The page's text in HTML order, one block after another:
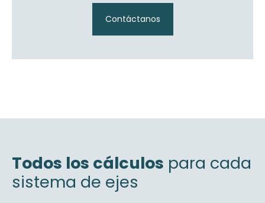
Contáctanos
Todos los cálculos para cada
sistema de ejes